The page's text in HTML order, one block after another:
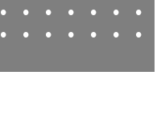
• • • • • •
•
• • • • • •
•